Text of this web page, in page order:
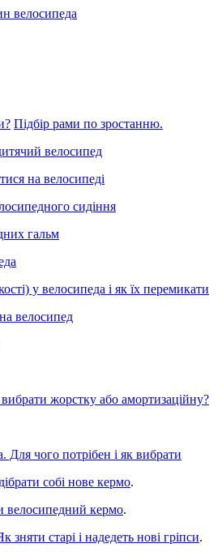
Підбір рами по зростанню.
велосипед
на велосипеді
сидіння
гальм
у велосипеда і як їх перемикати
велосипед
жорстку або амортизаційну?
Для чого потрібен і як вибрати
собі нове кермо.
велосипедний кермо.
зняти старі і надедеть нові гріпси.